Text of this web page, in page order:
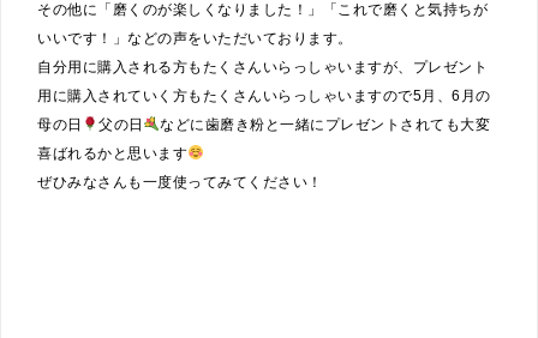
その他に「磨くのが楽しくなりました！」「これで磨くと気持ちが
いいです！」などの声をいただいております。
自分用に購入される方もたくさんいらっしゃいますが、プレゼント
用に購入されていく方もたくさんいらっしゃいますので5月、6月の
母の日
父の日
などに歯磨き粉と一緒にプレゼントされても大変
喜ばれるかと思います
ぜひみなさんも一度使ってみてください！